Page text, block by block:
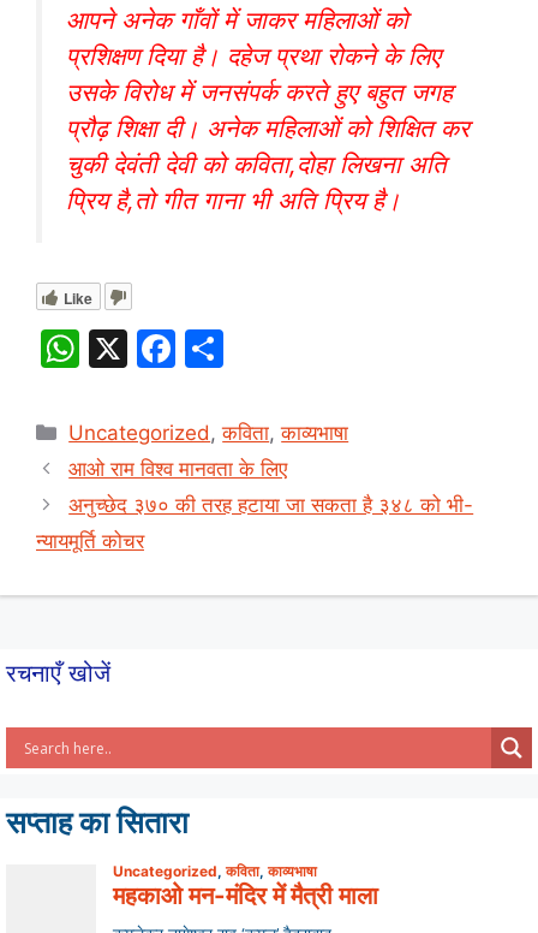
आपने अनेक गाँवों में जाकर महिलाओं को
प्रशिक्षण दिया है। दहेज प्रथा रोकने के लिए
उसके विरोध में जनसंपर्क करते हुए बहुत जगह
प्रौढ़ शिक्षा दी। अनेक महिलाओं को शिक्षित कर
चुकी देवंती देवी को कविता,दोहा लिखना अति
प्रिय है,तो गीत गाना भी अति प्रिय है।
Like
W
at
s
A
p
X
F
c
e
b
ar
e
Categories
Uncategorized,कविता,काव्यभाषा
आओ राम विश्व मानवता के लिए
अनुच्छेद ३७० की तरह हटाया जा सकता है ३४८ को भी-
न्यायमूर्ति कोचर
रचनाएँ खोजें
सप्ताह का सितारा